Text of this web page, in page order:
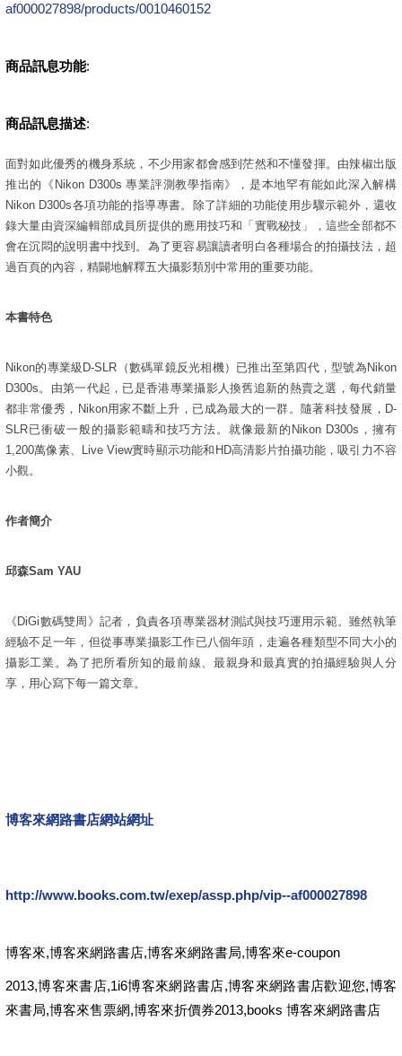
af000027898/products/0010460152
商品訊息功能:
商品訊息描述:
面對如此優秀的機身系統，不少用家都會感到茫然和不懂發揮。由辣椒出版
推出的《Nikon D300s 專業評測教學指南》，是本地罕有能如此深入解構
Nikon D300s各項功能的指導專書。除了詳細的功能使用步驟示範外，還收
錄大量由資深編輯部成員所提供的應用技巧和「實戰秘技」，這些全部都不
會在沉悶的說明書中找到。為了更容易讓讀者明白各種場合的拍攝技法，超
過百頁的內容，精闢地解釋五大攝影類別中常用的重要功能。
本書特色
Nikon的專業級D-SLR（數碼單鏡反光相機）已推出至第四代，型號為Nikon
D300s。由第一代起，已是香港專業攝影人換舊追新的熱賣之選，每代銷量
都非常優秀，Nikon用家不斷上升，已成為最大的一群。隨著科技發展，D-
SLR已衝破一般的攝影範疇和技巧方法。就像最新的Nikon D300s，擁有
1,200萬像素、Live View實時顯示功能和HD高清影片拍攝功能，吸引力不容
小觀。
作者簡介
邱森Sam YAU
《DiGi數碼雙周》記者，負責各項專業器材測試與技巧運用示範。雖然執筆
經驗不足一年，但從事專業攝影工作已八個年頭，走遍各種類型不同大小的
攝影工業。為了把所看所知的最前線、最親身和最真實的拍攝經驗與人分
享，用心寫下每一篇文章。
博客來網路書店網站網址
http://www.books.com.tw/exep/assp.php/vip--af000027898
博客來,博客來網路書店,博客來網路書局,博客來e-coupon
2013,博客來書店,1i6博客來網路書店,博客來網路書店歡迎您,博客
來書局,博客來售票網,博客來折價券2013,books 博客來網路書店